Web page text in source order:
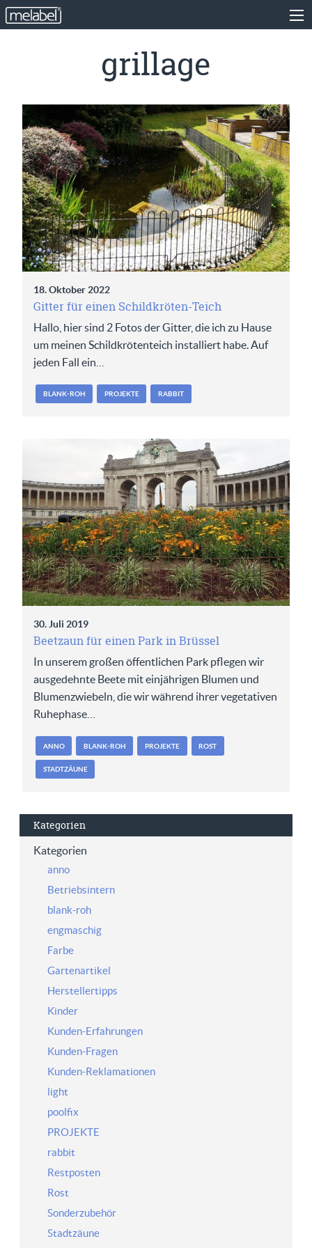
grillage
18. Oktober 2022
Gitter für einen Schildkröten-Teich
Hallo, hier sind 2 Fotos der Gitter, die ich zu Hause
um meinen Schildkrötenteich installiert habe. Auf
jeden Fall ein…
BLANK-ROH PROJEKTE RABBIT
30. Juli 2019
Beetzaun für einen Park in Brüssel
In unserem großen öffentlichen Park pflegen wir
ausgedehnte Beete mit einjährigen Blumen und
Blumenzwiebeln, die wir während ihrer vegetativen
Ruhephase…
ANNO BLANK-ROH PROJEKTE ROST
STADTZÄUNE
Kategorien
Kategorien
anno
Betriebsintern
blank-roh
engmaschig
Farbe
Gartenartikel
Herstellertipps
Kinder
Kunden-Erfahrungen
Kunden-Fragen
Kunden-Reklamationen
light
poolfix
PROJEKTE
rabbit
Restposten
Rost
Sonderzubehör
Stadtzäune